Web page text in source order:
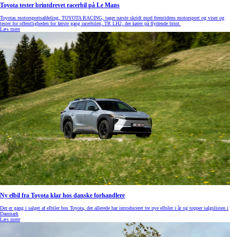
Toyota tester brintdrevet racerbil på Le Mans
Toyotas motorsportsafdeling, TOYOTA RACING, tager næste skridt mod fremtidens motorsport og viser og
tester for offentligheden for første gang racerbilen, TR LH2, der kører på flydende brint.
Læs mere
Ny elbil fra Toyota klar hos danske forhandlere
Der er gang i salget af elbiler hos Toyota, der allerede har introduceret tre nye elbiler i år og topper salgslisten i
Danmark
Læs mere